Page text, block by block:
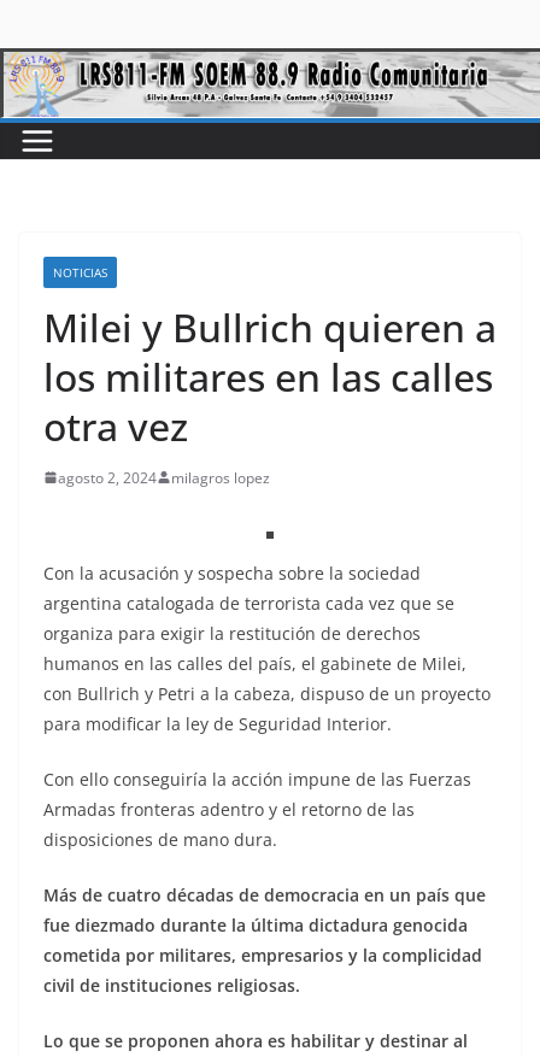
NOTICIAS
Milei y Bullrich quieren a
los militares en las calles
otra vez
agosto 2, 2024 milagros lopez
Con la acusación y sospecha sobre la sociedad
argentina catalogada de terrorista cada vez que se
organiza para exigir la restitución de derechos
humanos en las calles del país, el gabinete de Milei,
con Bullrich y Petri a la cabeza, dispuso de un proyecto
para modificar la ley de Seguridad Interior.
Con ello conseguiría la acción impune de las Fuerzas
Armadas fronteras adentro y el retorno de las
disposiciones de mano dura.
Más de cuatro décadas de democracia en un país que
fue diezmado durante la última dictadura genocida
cometida por militares, empresarios y la complicidad
civil de instituciones religiosas.
Lo que se proponen ahora es habilitar y destinar al